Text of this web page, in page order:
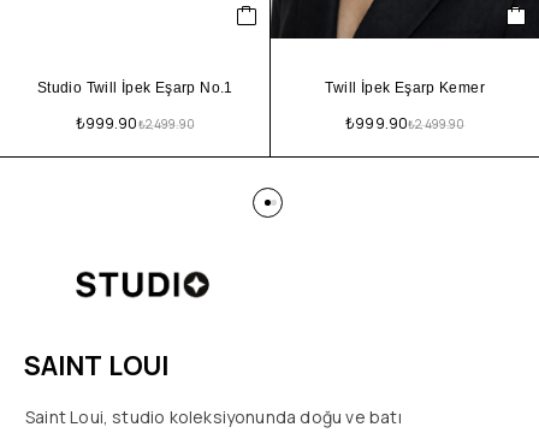
Studio Twill İpek Eşarp No.1
₺2,499.90
₺999.90
Twill İpek Eşarp Kemer
₺2,499.90
₺999.90
SAINT LOUI
Saint Loui, studio koleksiyonunda doğu ve batı